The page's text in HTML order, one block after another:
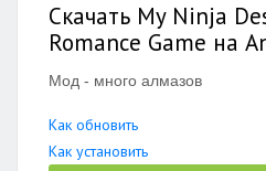
Скачать My Ninja
Romance Game на
Мод - много алмазов
Как обновить
Как установить